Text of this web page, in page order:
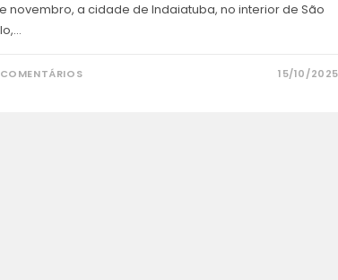
novembro, a cidade de Indaiatuba, no interior de São
15/10/2025